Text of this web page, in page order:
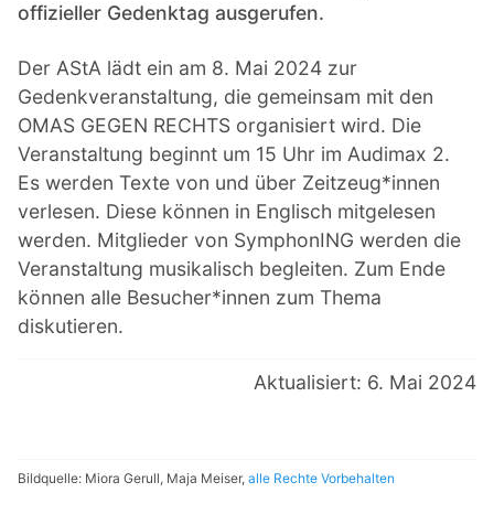
offizieller Gedenktag ausgerufen.
Der AStA lädt ein am 8. Mai 2024 zur
Gedenkveranstaltung, die gemeinsam mit den
OMAS GEGEN RECHTS organisiert wird. Die
Veranstaltung beginnt um 15 Uhr im Audimax 2.
Es werden Texte von und über Zeitzeug*innen
verlesen. Diese können in Englisch mitgelesen
werden. Mitglieder von SymphonING werden die
Veranstaltung musikalisch begleiten. Zum Ende
können alle Besucher*innen zum Thema
diskutieren.
Aktualisiert: 6. Mai 2024
Bildquelle: Miora Gerull, Maja Meiser, alle Rechte Vorbehalten